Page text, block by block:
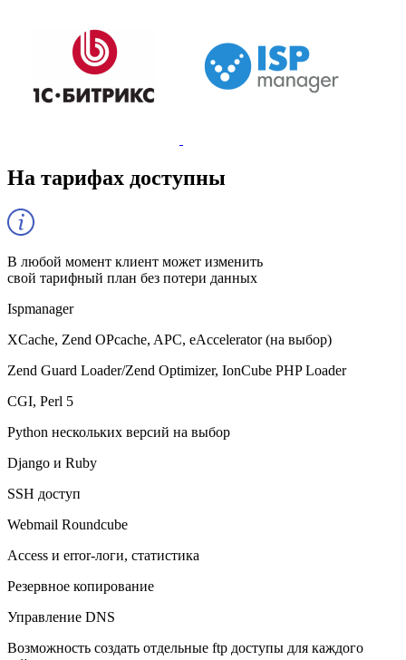
На тарифах доступны
В любой момент клиент может изменить
свой тарифный план без потери данных
Ispmanager
XCache, Zend OPcache, APC, eAccelerator (на выбор)
Zend Guard Loader/Zend Optimizer, IonCube PHP Loader
CGI, Perl 5
Python нескольких версий на выбор
Django и Ruby
SSH доступ
Webmail Roundcube
Access и error-логи, статистика
Резервное копирование
Управление DNS
Возможность создать отдельные ftp доступы для каждого